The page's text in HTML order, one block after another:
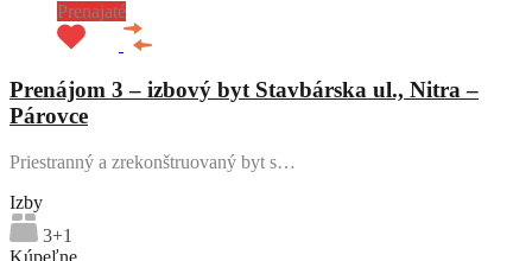
Prenajaté
Prenájom 3 – izbový byt Stavbárska ul., Nitra –
Párovce
Priestranný a zrekonštruovaný byt s…
Izby
3+1